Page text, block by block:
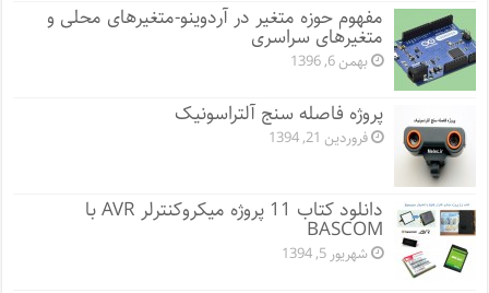
مفهوم حوزه متغیر در آردوینو-متغیرهای محلی و
متغیرهای سراسری
بهمن 6, 1396
پروژه فاصله سنج آلتراسونیک
فروردین 21, 1394
دانلود کتاب 11 پروژه میکروکنترلر AVR با
BASCOM
شهریور 5, 1394